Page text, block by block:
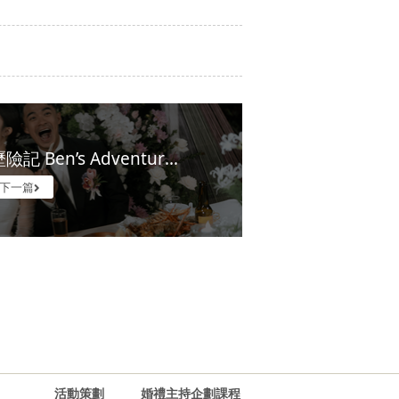
陽明山納美 | 融融歷險記 Ben’s Adventure 婚禮｜美式婚禮
下一篇
活動策劃 婚禮主持企劃課程